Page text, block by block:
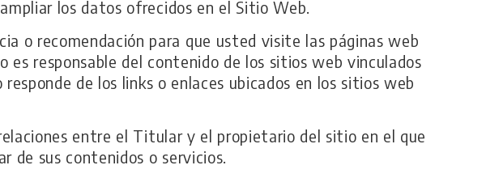
los datos ofrecidos en el Sitio Web.
o recomendación para que usted visite las páginas web
responsable del contenido de los sitios web vinculados
de los links o enlaces ubicados en los sitios web
entre el Titular y el propietario del sitio en el que
de sus contenidos o servicios.